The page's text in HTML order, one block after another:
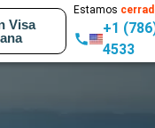
Visa
Estamos
+1
4533